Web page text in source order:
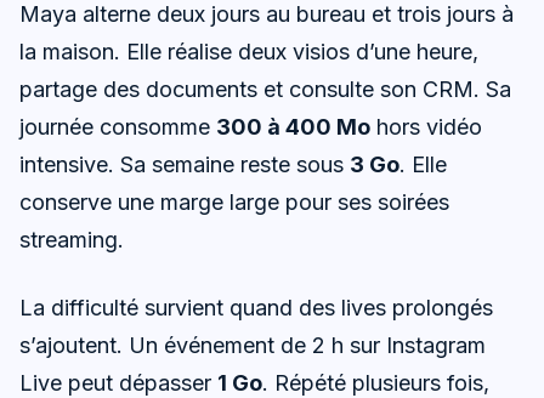
Maya alterne deux jours au bureau et trois jours à
la maison. Elle réalise deux visios d’une heure,
partage des documents et consulte son CRM. Sa
journée consomme 300 à 400 Mo hors vidéo
intensive. Sa semaine reste sous 3 Go. Elle
conserve une marge large pour ses soirées
streaming.
La difficulté survient quand des lives prolongés
s’ajoutent. Un événement de 2 h sur Instagram
Live peut dépasser 1 Go. Répété plusieurs fois,